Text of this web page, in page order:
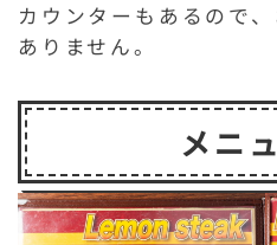
カウンターもあるので
ありません。
メニ